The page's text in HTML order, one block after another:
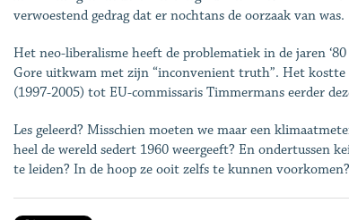
verwoestend gedrag dat er nochtans de oorzaak van was.
Het neo-liberalisme heeft de problematiek in de jaren
Gore uitkwam met zijn “inconvenient truth”. Het kostte
(1997-2005) tot EU-commissaris Timmermans eerder
Les geleerd? Misschien moeten we maar een
heel de wereld sedert 1960 weergeeft? En ondertussen
te leiden? In de hoop ze ooit zelfs te kunnen voorkomen?